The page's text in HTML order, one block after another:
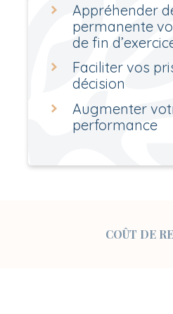
Appréhender
permanente
de fin
Faciliter vos
décision
Augmenter
performance
COÛT DE